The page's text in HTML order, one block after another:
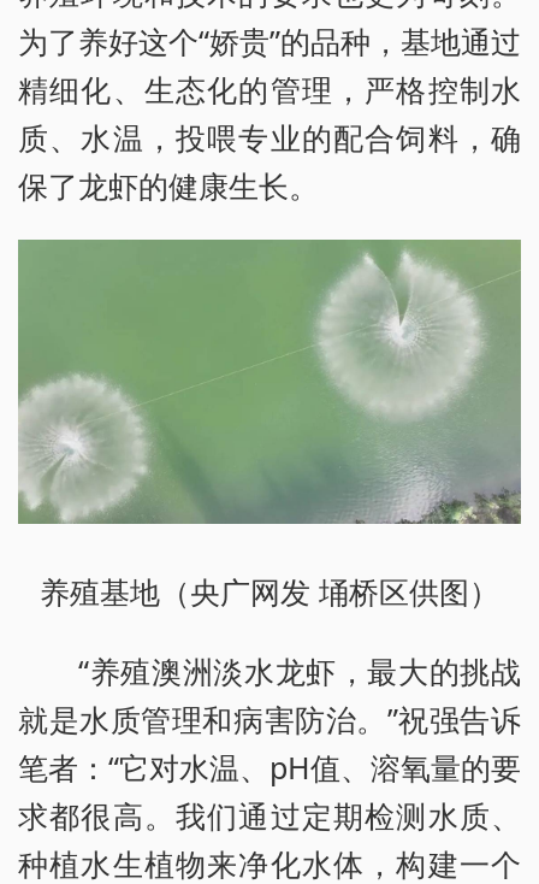
为了养好这个“娇贵”的品种，基地通过
精细化、生态化的管理，严格控制水
质、水温，投喂专业的配合饲料，确
保了龙虾的健康生长。
养殖基地（央广网发 埇桥区供图）
“养殖澳洲淡水龙虾，最大的挑战
就是水质管理和病害防治。”祝强告诉
笔者：“它对水温、pH值、溶氧量的要
求都很高。我们通过定期检测水质、
种植水生植物来净化水体，构建一个